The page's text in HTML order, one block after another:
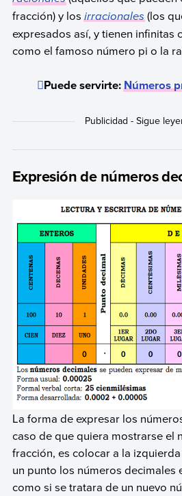
fracción) y losirracionales(los
expresados así, y tienen infinitas
como el famoso número pi o la
Puede servirte:Números
Expresión de números
La forma de expresar los
caso de que quiera mostrarse el
fracción, es colocar a la
un punto los números decimales
como si se tratara de un nuevo